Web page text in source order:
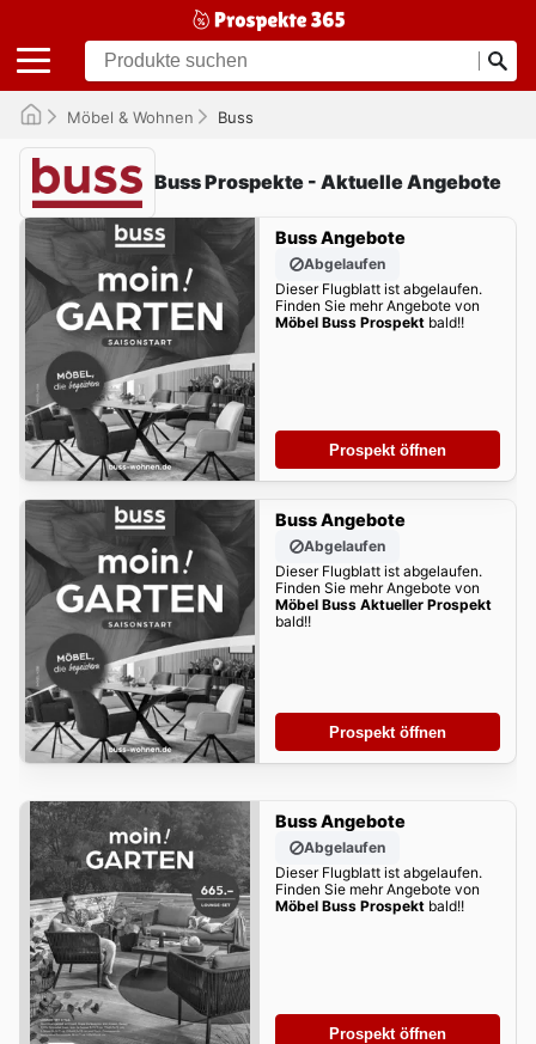
Möbel & Wohnen Buss
Buss Prospekte - Aktuelle Angebote
Buss Angebote
Abgelaufen
Dieser Flugblatt ist abgelaufen.
Finden Sie mehr Angebote von
Möbel Buss Prospektbald!!
Prospekt öffnen
Buss Angebote
Abgelaufen
Dieser Flugblatt ist abgelaufen.
Finden Sie mehr Angebote von
Möbel Buss Aktueller Prospekt
bald!!
Prospekt öffnen
Buss Angebote
Abgelaufen
Dieser Flugblatt ist abgelaufen.
Finden Sie mehr Angebote von
Möbel Buss Prospektbald!!
Prospekt öffnen